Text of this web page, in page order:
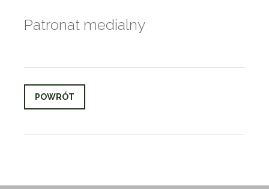
Patronat medialny
POWRÓT